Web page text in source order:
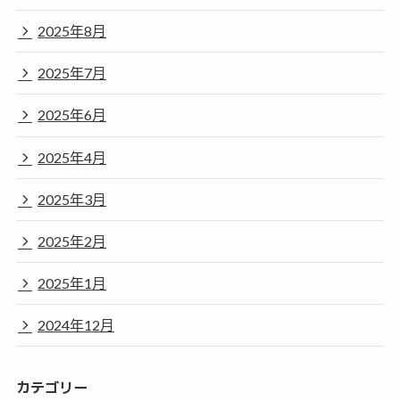
2025年8月
2025年7月
2025年6月
2025年4月
2025年3月
2025年2月
2025年1月
2024年12月
カテゴリー